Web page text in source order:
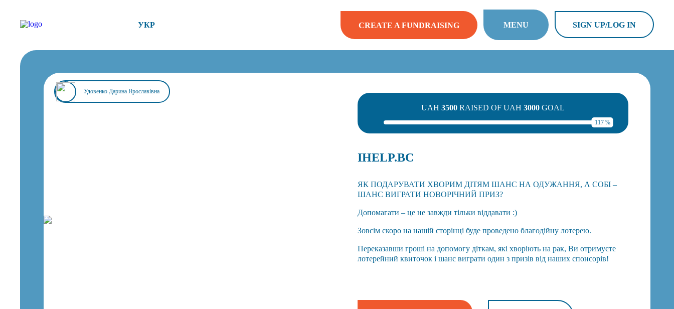
УКР CREATE A FUNDRAISING MENU SIGN UP/LOG IN
Удовенко Дарина Ярославівна
UAH 3500 RAISED OF UAH 3000 GOAL
117 %
IHELP.BC
ЯК ПОДАРУВАТИ ХВОРИМ ДІТЯМ ШАНС НА ОДУЖАННЯ, А СОБІ –
ШАНС ВИГРАТИ НОВОРІЧНИЙ ПРИЗ?
Допомагати – це не завжди тільки віддавати :)
Зовсім скоро на нашій сторінці буде проведено благодійну лотерею.
Переказавши гроші на допомогу діткам, які хворіють на рак, Ви отримуєте
лотерейний квиточок і шанс виграти один з призів від наших спонсорів!